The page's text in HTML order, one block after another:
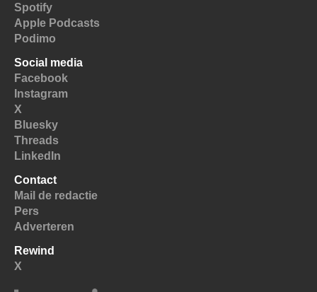
Spotify
Apple Podcasts
Podimo
Social media
Facebook
Instagram
X
Bluesky
Threads
LinkedIn
Contact
Mail de redactie
Pers
Adverteren
Rewind
X